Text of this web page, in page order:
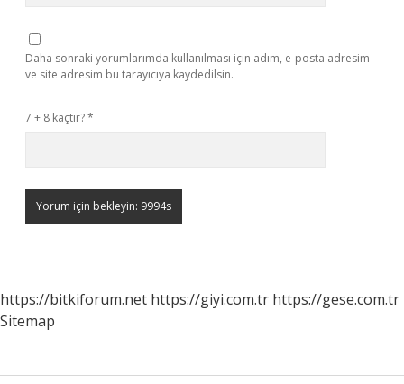
Daha sonraki yorumlarımda kullanılması için adım, e-posta adresim
ve site adresim bu tarayıcıya kaydedilsin.
7 + 8 kaçtır?*
https://bitkiforum.net https://giyi.com.tr https://gese.com.tr
Sitemap